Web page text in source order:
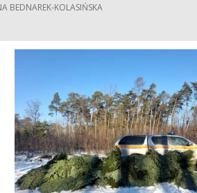
BEDNAREK-KOLASIŃSKA